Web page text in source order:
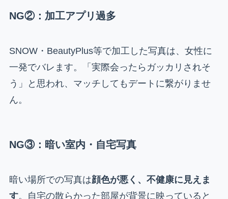
NG②：加工アプリ過多
SNOW・BeautyPlus等で加工した写真は、女性に
一発でバレます。「実際会ったらガッカリされそ
う」と思われ、マッチしてもデートに繋がりませ
ん。
NG③：暗い室内・自宅写真
暗い場所での写真は顔色が悪く、不健康に見えま
す。自宅の散らかった部屋が背景に映っていると